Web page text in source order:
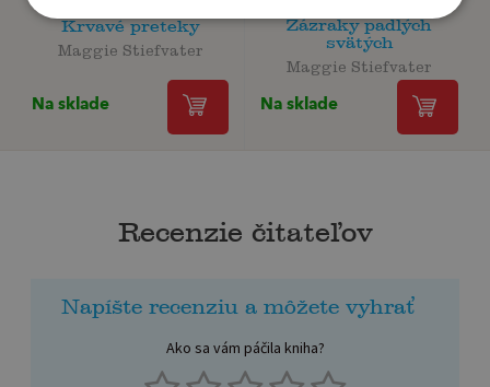
Krvavé preteky
Maggie Stiefvater
Na sklade
Zázraky padlých
svätých
Maggie Stiefvater
Na sklade
Recenzie čitateľov
Napíšte recenziu a môžete vyhrať
Ako sa vám páčila kniha?